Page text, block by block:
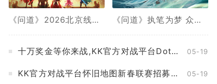
《问道》2026北京线下玩家交流会报名最后一天 《问道》执笔为梦 众创共绘,抖音创作活动开启
十万奖金等你来战,KK官方对战平台DotA 2026春季联赛开启 05-19
KK官方对战平台怀旧地图新春联赛招募开启,海量赞助等你来报名 05-19